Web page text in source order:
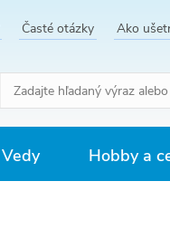
Časté otázky Ako
Vedy Hobby a